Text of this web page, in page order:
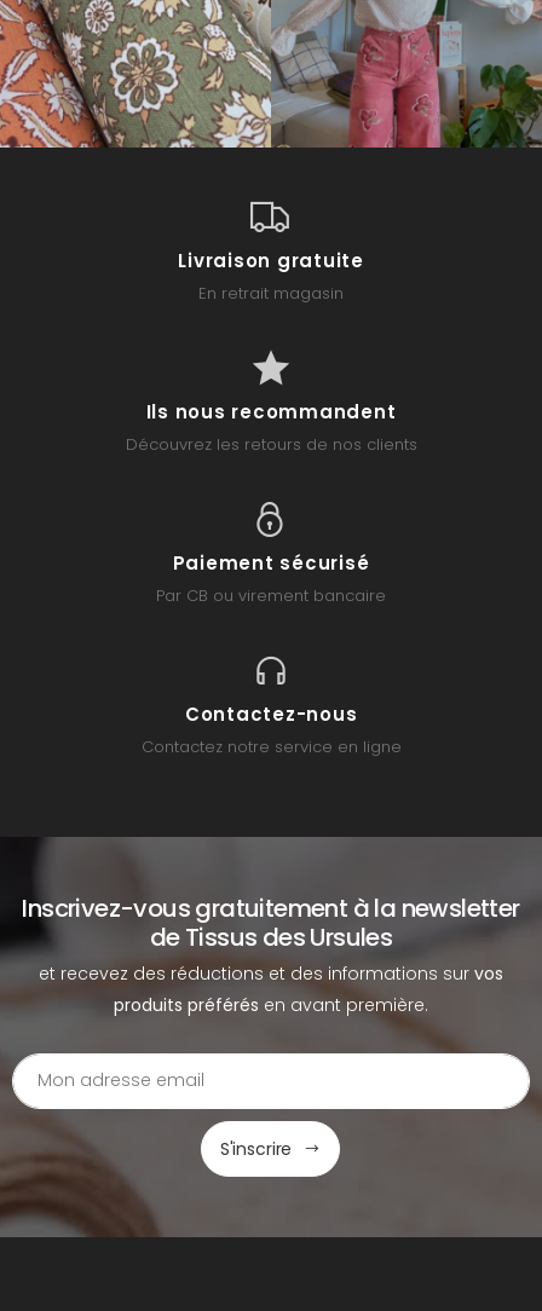
Livraison gratuite
En retrait magasin
Ils nous recommandent
Découvrez les retours de nos clients
Paiement sécurisé
Par CB ou virement bancaire
Contactez-nous
Contactez notre service en ligne
Inscrivez-vous gratuitement à la newsletter
de Tissus des Ursules
et recevez des réductions et des informations sur vos
produits préférés en avant première.
S'inscrire